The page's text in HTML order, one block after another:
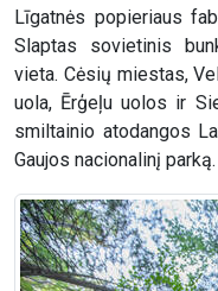
Līgatnės popieriaus
Slaptas sovietinis
vieta. Cėsių miestas,
uola, Ērģeļu uolos ir
smiltainio atodangos
Gaujos nacionalinį parką.